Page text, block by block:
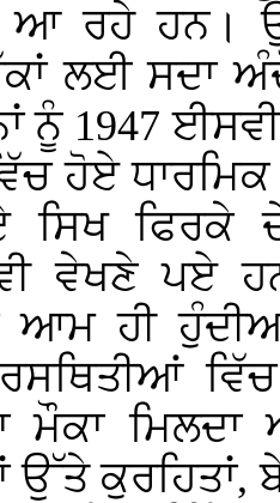
ਰਹੇ ਹਨ।
ਲਈ ਸਦਾ
ਨੂੰ 1947
ਹੋਏ
ਸਿਖ ਫਿਰਕੇ
ਵੀ ਵੇਖਣੇ ਪਏ
ਆਮ ਹੀ
ਮੌਕਾ
ਉੱਤੇ